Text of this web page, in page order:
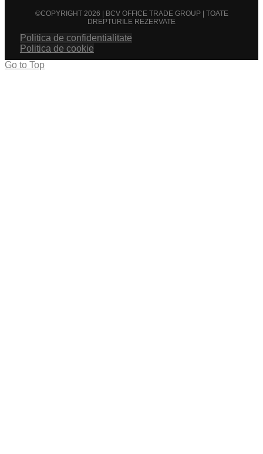
©COPYRIGHT 2026 | BCV OFFICE TRADE GROUP | TOATE
DREPTURILE REZERVATE
Politica de confidentialitate
Politica de cookie
Go to Top